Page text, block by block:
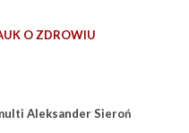
O ZDROWIU
Aleksander Sieroń